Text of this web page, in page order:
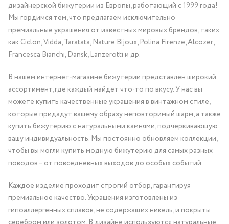
дизайнерской бижутерии из Европы, работающий с 1999 года!
Мы гордимся тем, что предлагаем исключительно
премиальные украшения от известных мировых брендов, таких
как Ciclon, Vidda, Taratata, Nature Bijoux, Polina Firenze, Alcozer,
Francesca Bianchi, Dansk, Lanzerotti и др.
В нашем интернет-магазине бижутерии представлен широкий
ассортимент, где каждый найдет что-то по вкусу. У нас вы
можете купить качественные украшения в винтажном стиле,
которые придадут вашему образу неповторимый шарм, а также
купить бижутерию с натуральными камнями, подчеркивающую
вашу индивидуальность. Мы постоянно обновляем коллекции,
чтобы вы могли купить модную бижутерию для самых разных
поводов – от повседневных выходов до особых событий.
Каждое изделие проходит строгий отбор, гарантируя
премиальное качество. Украшения изготовлены из
гипоаллергенных сплавов, не содержащих никель, и покрыты